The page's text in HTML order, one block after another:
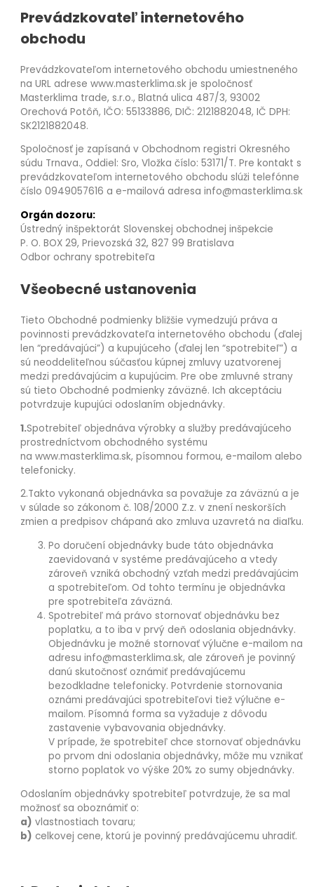
Prevádzkovateľ internetového
obchodu
Prevádzkovateľom internetového obchodu umiestneného
na URL adrese www.masterklima.sk je spoločnosť
Masterklima trade, s.r.o., Blatná ulica 487/3, 93002
Orechová Potôň, IČO: 55133886, DIČ: 2121882048, IČ DPH:
SK2121882048.
Spoločnosť je zapísaná v Obchodnom registri Okresného
súdu Trnava., Oddiel: Sro, Vložka číslo: 53171/T. Pre kontakt s
prevádzkovateľom internetového obchodu slúži telefónne
číslo 0949057616 a e-mailová adresa info@masterklima.sk
Orgán dozoru:
Ústredný inšpektorát Slovenskej obchodnej inšpekcie
P. O. BOX 29, Prievozská 32, 827 99 Bratislava
Odbor ochrany spotrebiteľa
Všeobecné ustanovenia
Tieto Obchodné podmienky bližšie vymedzujú práva a
povinnosti prevádzkovateľa internetového obchodu (ďalej
len “predávajúci”) a kupujúceho (ďalej len “spotrebiteľ”) a
sú neoddeliteľnou súčasťou kúpnej zmluvy uzatvorenej
medzi predávajúcim a kupujúcim. Pre obe zmluvné strany
sú tieto Obchodné podmienky záväzné. Ich akceptáciu
potvrdzuje kupujúci odoslaním objednávky.
1.Spotrebiteľ objednáva výrobky a služby predávajúceho
prostredníctvom obchodného systému
na www.masterklima.sk, písomnou formou, e-mailom alebo
telefonicky.
2.Takto vykonaná objednávka sa považuje za záväznú a je
v súlade so zákonom č. 108/2000 Z.z. v znení neskorších
zmien a predpisov chápaná ako zmluva uzavretá na diaľku.
Po doručení objednávky bude táto objednávka
zaevidovaná v systéme predávajúceho a vtedy
zároveň vzniká obchodný vzťah medzi predávajúcim
a spotrebiteľom. Od tohto termínu je objednávka
pre spotrebiteľa záväzná.
Spotrebiteľ má právo stornovať objednávku bez
poplatku, a to iba v prvý deň odoslania objednávky.
Objednávku je možné stornovať výlučne e-mailom na
adresu info@masterklima.sk, ale zároveň je povinný
danú skutočnosť oznámiť predávajúcemu
bezodkladne telefonicky. Potvrdenie stornovania
oznámi predávajúci spotrebiteľovi tiež výlučne e-
mailom. Písomná forma sa vyžaduje z dôvodu
zastavenie vybavovania objednávky.
V prípade, že spotrebiteľ chce stornovať objednávku
po prvom dni odoslania objednávky, môže mu vznikať
storno poplatok vo výške 20% zo sumy objednávky.
Odoslaním objednávky spotrebiteľ potvrdzuje, že sa mal
možnosť sa oboznámiť o:
a) vlastnostiach tovaru;
b) celkovej cene, ktorú je povinný predávajúcemu uhradiť.